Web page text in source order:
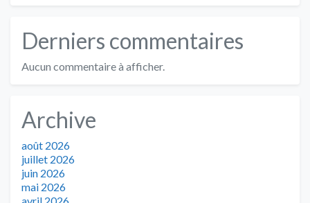
Derniers commentaires
Aucun commentaire à afficher.
Archive
août 2026
juillet 2026
juin 2026
mai 2026